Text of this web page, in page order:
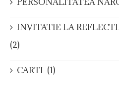
INVITATIE LA
(2)
CARTI (1)